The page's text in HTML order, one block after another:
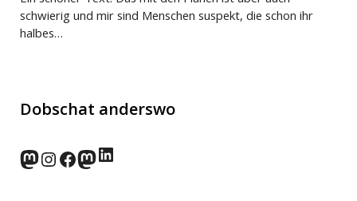
schwierig und mir sind Menschen suspekt, die schon ihr
halbes…
Dobschat anderswo
norden.social
Instagram
Facebook
wp-punks.social
LinkedIn